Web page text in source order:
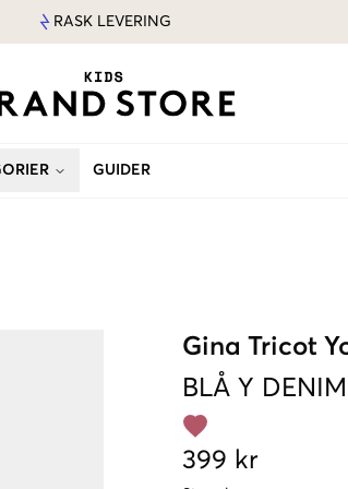
RASK LEVERING
GUIDER
Gina Tricot
BLÅ Y
399 kr